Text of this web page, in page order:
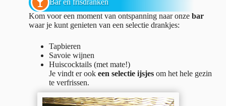
Bar en frisdranken
Kom voor een moment van ontspanning naar onze bar
waar je kunt genieten van een selectie drankjes:
Tapbieren
Savoie wijnen
Huiscocktails (met mate!)
Je vindt er ook een selectie ijsjesom het hele gezin
te verfrissen.